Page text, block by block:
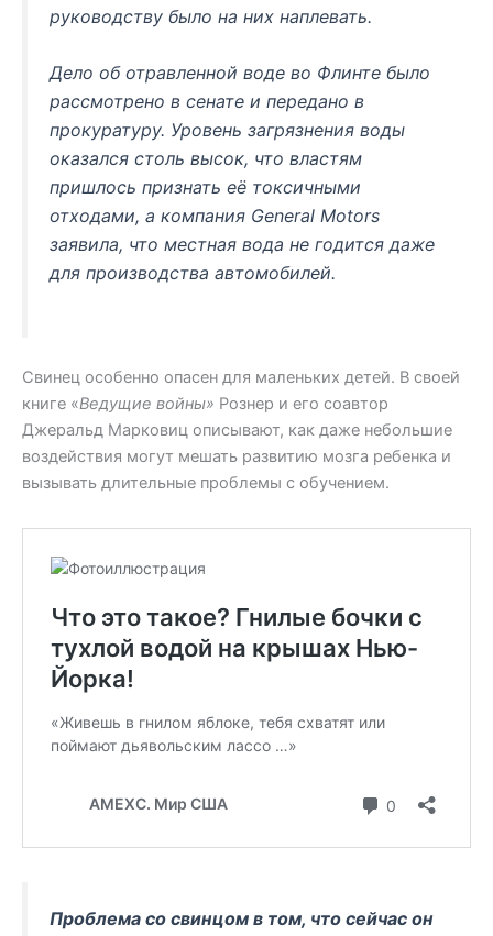
руководству было на них наплевать.
Дело об отравленной воде во Флинте было
рассмотрено в сенате и передано в
прокуратуру. Уровень загрязнения воды
оказался столь высок, что властям
пришлось признать её токсичными
отходами, а компания General Motors
заявила, что местная вода не годится даже
для производства автомобилей.
Свинец особенно опасен для маленьких детей. В своей
книге «Ведущие войны» Рознер и его соавтор
Джеральд Марковиц описывают, как даже небольшие
воздействия могут мешать развитию мозга ребенка и
вызывать длительные проблемы с обучением.
Проблема со свинцом в том, что сейчас он